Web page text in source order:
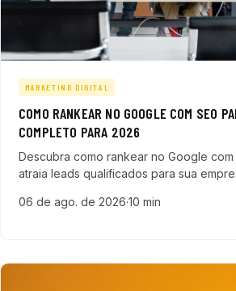
MARKETING DIGITAL
COMO RANKEAR NO GOOGLE COM SEO
COMPLETO PARA 2026
Descubra como rankear no Google com
atraia leads qualificados para sua
06 de ago. de 2026·10 min